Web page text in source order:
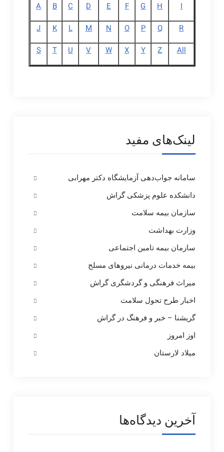
I
H
G
F
E
D
C
B
A
R
Q
P
O
N
M
L
K
J
All
Z
Y
X
W
V
U
T
S
لینک‌های مفید
سامانه جواب‌دهی آزمایشگاه دکتر مهرابی
دانشکده علوم پزشکی گراش
سازمان بیمه سلامت
وزارت بهداشت
سازمان بیمه تامین اجتماعی
بیمه خدمات درمانی نیروهای مسلح
میراث فرهنگی و گردشگری گراش
اخبار طرح تحول سلامت
گریشنا – خبر و فرهنگ در گراش
اوز امروز
میلاد لارستان
آخرین دیدگاه‌ها